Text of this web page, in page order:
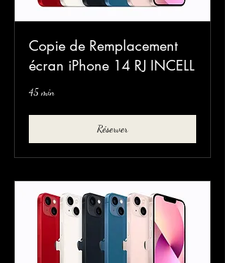
Copie de Remplacement
écran iPhone 14 RJ INCELL
45 min
Réserver